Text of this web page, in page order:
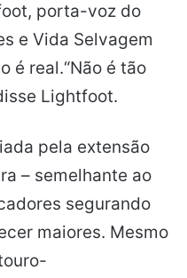
porta-voz do
e Vida Selvagem
é real.“Não é tão
Lightfoot.
pela extensão
– semelhante ao
segurando
maiores. Mesmo